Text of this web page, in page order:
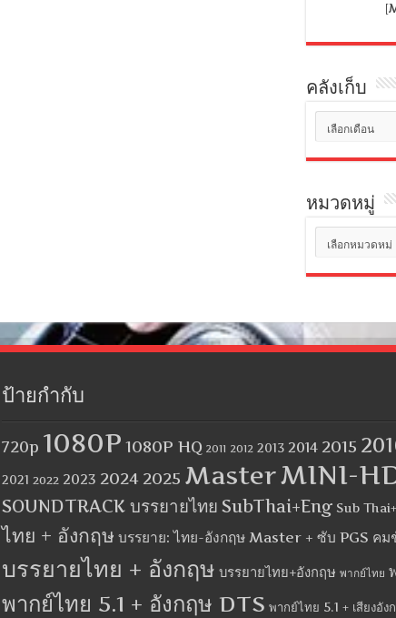
คลังเก็บ
เก็บ
หมวดหมู่
หมู่
ป้ายกำกับ
720p 1080P 1080P HQ 2011 2012 2013 2014 2015
2021 2022 2023 2024 2025 MasterMINI-
SOUNDTRACK บรรยายไทย SubThai+Eng Sub
ไทย + อังกฤษ บรรยาย: ไทย-อังกฤษ Master + ซับ PGS คม
บรรยายไทย + อังกฤษ บรรยายไทย+อังกฤษ พากย์ไทย
พากย์ไทย 5.1 + อังกฤษ DTS พากย์ไทย 5.1 + เสียงอัง